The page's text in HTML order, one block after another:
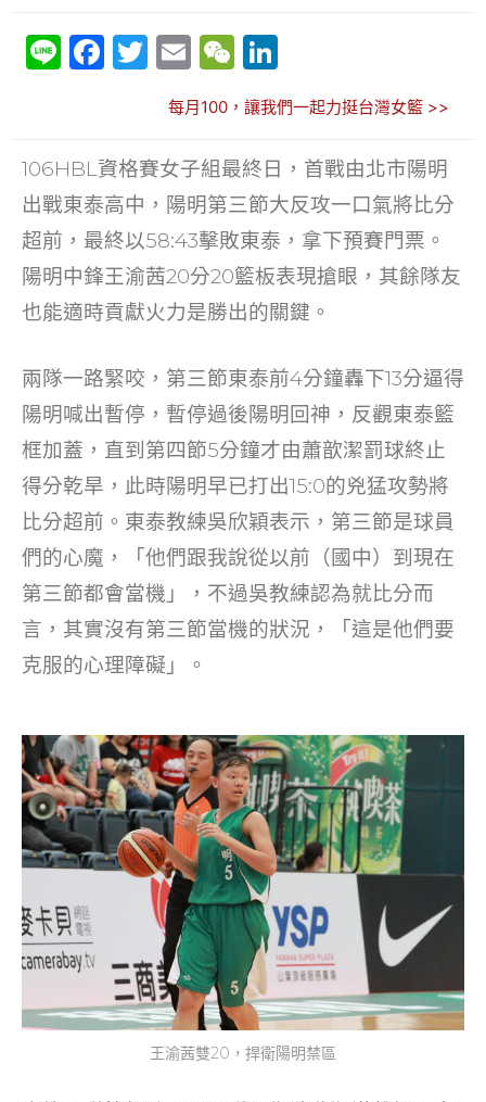
Li F
e
b
o
o
k
T
itt
er
E
ai
l
W
C
h
at
k
e
dI
n
每月100，讓我們一起力挺台灣女籃 >>
106HBL資格賽女子組最終日，首戰由北市陽明
出戰東泰高中，陽明第三節大反攻一口氣將比分
超前，最終以58:43擊敗東泰，拿下預賽門票。
陽明中鋒王渝茜20分20籃板表現搶眼，其餘隊友
也能適時貢獻火力是勝出的關鍵。
兩隊一路緊咬，第三節東泰前4分鐘轟下13分逼得
陽明喊出暫停，暫停過後陽明回神，反觀東泰籃
框加蓋，直到第四節5分鐘才由蕭歆潔罰球終止
得分乾旱，此時陽明早已打出15:0的兇猛攻勢將
比分超前。東泰教練吳欣穎表示，第三節是球員
們的心魔，「他們跟我說從以前（國中）到現在
第三節都會當機」，不過吳教練認為就比分而
言，其實沒有第三節當機的狀況，「這是他們要
克服的心理障礙」。
王渝茜雙20，捍衛陽明禁區